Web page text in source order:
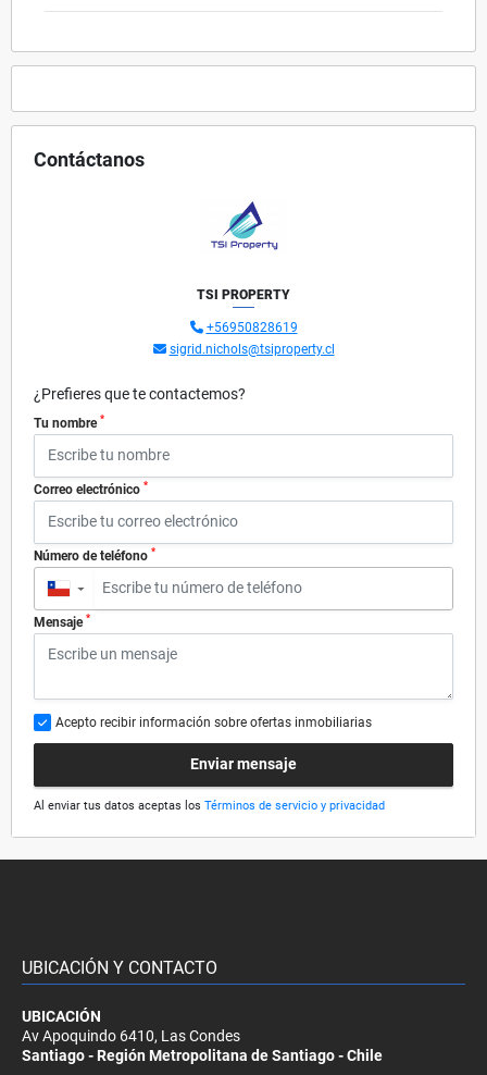
Contáctanos
TSI PROPERTY
+56950828619
sigrid.nichols@tsiproperty.cl
¿Prefieres que te contactemos?
Tu nombre *
Correo electrónico *
Número de teléfono *
▼
Mensaje *
Acepto recibir información sobre ofertas inmobiliarias
Enviar mensaje
Al enviar tus datos aceptas los Términos de servicio y privacidad
UBICACIÓN Y CONTACTO
UBICACIÓN
Av Apoquindo 6410, Las Condes
Santiago - Región Metropolitana de Santiago - Chile